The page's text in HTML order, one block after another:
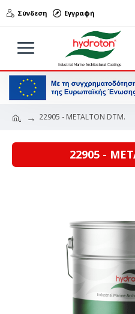
Σύνδεση Εγγραφή
. 22905 - METALTON DTM.
22905 -